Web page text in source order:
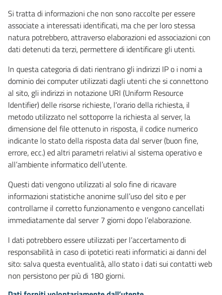
Si tratta di informazioni che non sono raccolte per essere
associate a interessati identificati, ma che per loro stessa
natura potrebbero, attraverso elaborazioni ed associazioni con
dati detenuti da terzi, permettere di identificare gli utenti.
In questa categoria di dati rientrano gli indirizzi IP o i nomi a
dominio dei computer utilizzati dagli utenti che si connettono
al sito, gli indirizzi in notazione URI (Uniform Resource
Identifier) delle risorse richieste, l’orario della richiesta, il
metodo utilizzato nel sottoporre la richiesta al server, la
dimensione del file ottenuto in risposta, il codice numerico
indicante lo stato della risposta data dal server (buon fine,
errore, ecc.) ed altri parametri relativi al sistema operativo e
all’ambiente informatico dell’utente.
Questi dati vengono utilizzati al solo fine di ricavare
informazioni statistiche anonime sull’uso del sito e per
controllarne il corretto funzionamento e vengono cancellati
immediatamente dal server 7 giorni dopo l’elaborazione.
I dati potrebbero essere utilizzati per l’accertamento di
responsabilità in caso di ipotetici reati informatici ai danni del
sito: salva questa eventualità, allo stato i dati sui contatti web
non persistono per più di 180 giorni.